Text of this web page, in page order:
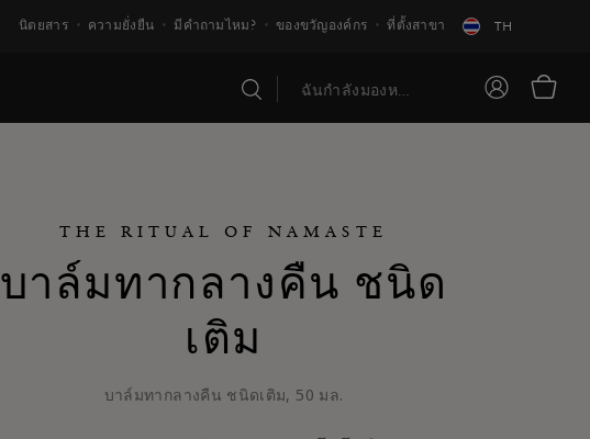
นิตยสาร ความยั่งยืน มีคำถามไหม? ของขวัญองค์กร ที่ตั้งสาขา TH
THE RITUAL OF NAMASTE
บาล์มทากลางคืน ชนิด
เติม
บาล์มทากลางคืน ชนิดเติม, 50 มล.